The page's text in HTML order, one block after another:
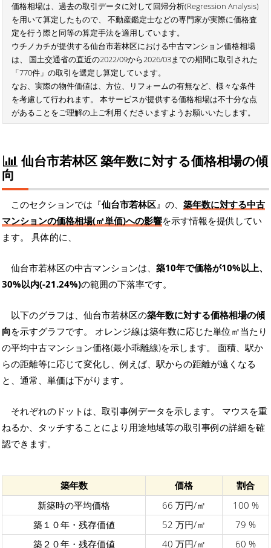
価格相場は、過去の取引データに対して回帰分析(Regression Analysis)
を用いて算定したもので、 不動産鑑定士などの専門家が実際に価格査
定を行う際と同等の算定手法を適用しています。
ウチノカチが提供する仙台市若林区における中古マンション価格相場
は、 国土交通省の直近の2022/09から2026/03までの期間に取引された
「770件」の取引を選定し算定しています。
なお、実際の物件価値は、方位、リフォームの有無など、様々な条件
を考慮して行われます。 本サービスが提供する価格相場は不十分な点
があることをご理解の上ご利用くださいますようお願いいたします。
仙台市若林区 築年数に対する価格相場の傾
向
このセクションでは『仙台市若林区』の、 築年数に対する中古
マンションの価格相場(㎡単価)への影響を示す情報を提供してい
ます。 具体的に、
仙台市若林区の中古マンションは、 築10年で価格が10%以上、
30%以内(-21.24%)の範囲の下落率です。
以下のグラフは、仙台市若林区の築年数に対する価格相場の傾
向を示すグラフです。 オレンジ線は築年数に応じた単位㎡当たり
の平均中古マンション価格(最小乖離線)を示します。 面積、駅か
らの距離等に応じて変化し、例えば、駅からの距離が遠くなる
と、通常、単価は下がります。
それぞれのドットは、取引事例データを示します。 マウスを重
ねるか、タッチすることにより用途地域等の取引事例の詳細を確
認できます。
築年数 価格
割合
新築時の平均価格
66 万円/㎡
100 %
築１０年・残存価値
52 万円/㎡
79 %
築２０年・残存価値
40 万円/㎡ 60 %